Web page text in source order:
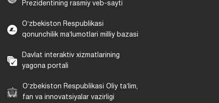
Prezidentining rasmiy veb-sayti
Oʻzbekiston Respublikasi
qonunchilik maʼlumotlari milliy bazasi
Davlat interaktiv xizmatlarining
yagona portali
Oʻzbekiston Respublikasi Oliy taʼlim,
fan va innovatsiyalar vazirligi